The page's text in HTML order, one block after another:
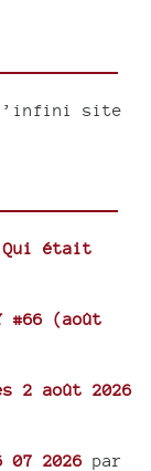
l’infini site
Qui était
#66 (août
2 août 2026
07 2026 par